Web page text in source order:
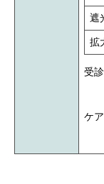
遮
拡
受
ケ